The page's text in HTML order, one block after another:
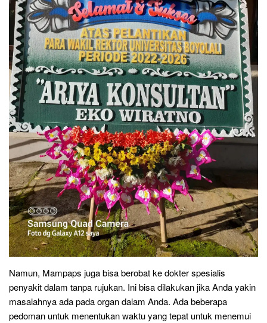
Namun, Mampaps juga bisa berobat ke dokter spesialis
penyakit dalam tanpa rujukan. Ini bisa dilakukan jika Anda yakin
masalahnya ada pada organ dalam Anda. Ada beberapa
pedoman untuk menentukan waktu yang tepat untuk menemui